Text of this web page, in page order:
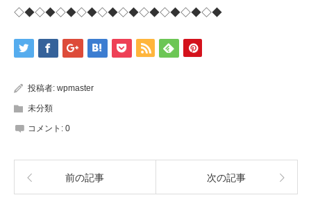
◇◆◇◆◇◆◇◆◇◆◇◆◇◆◇◆◇◆◇◆
投稿者: wpmaster
未分類
コメント: 0
前の記事 次の記事